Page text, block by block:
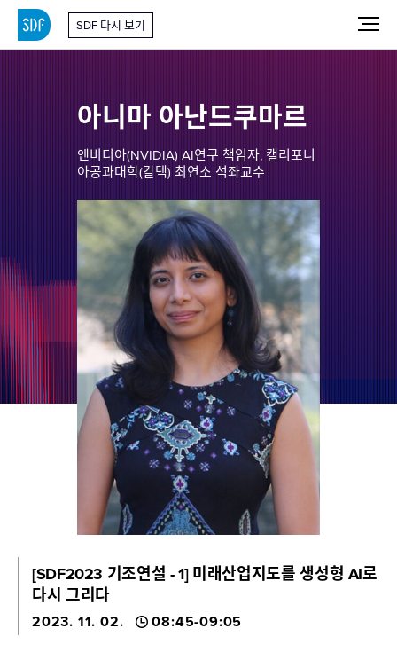
SDF 다시 보기
아니마 아난드쿠마르
엔비디아(NVIDIA) AI연구 책임자, 캘리포니
아공과대학(칼텍) 최연소 석좌교수
[SDF2023 기조연설 - 1] 미래산업지도를 생성형 AI로
다시 그리다
2023. 11. 02. 08:45-09:05